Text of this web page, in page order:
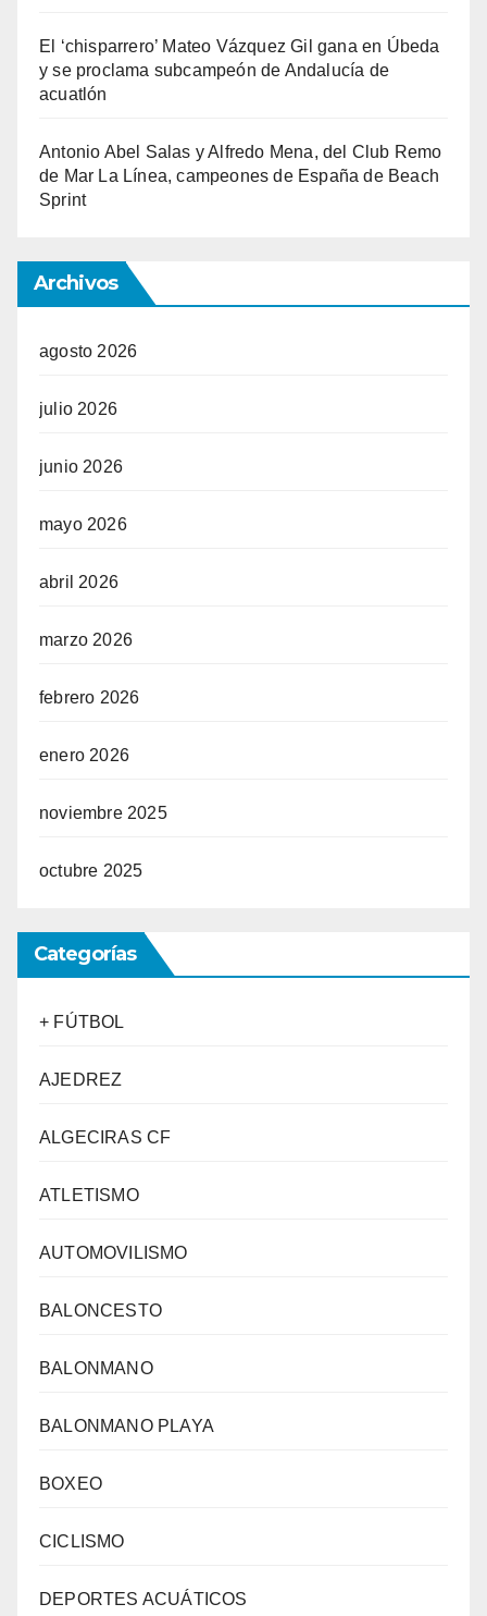
El ‘chisparrero’ Mateo Vázquez Gil gana en Úbeda
y se proclama subcampeón de Andalucía de
acuatlón
Antonio Abel Salas y Alfredo Mena, del Club Remo
de Mar La Línea, campeones de España de Beach
Sprint
Archivos
agosto 2026
julio 2026
junio 2026
mayo 2026
abril 2026
marzo 2026
febrero 2026
enero 2026
noviembre 2025
octubre 2025
Categorías
+ FÚTBOL
AJEDREZ
ALGECIRAS CF
ATLETISMO
AUTOMOVILISMO
BALONCESTO
BALONMANO
BALONMANO PLAYA
BOXEO
CICLISMO
DEPORTES ACUÁTICOS